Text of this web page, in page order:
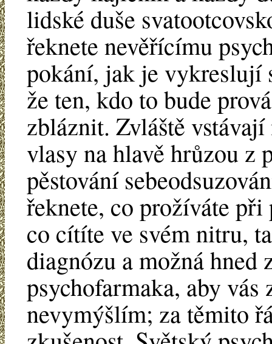
lidské duše
řeknete nevěřícímu
pokání, jak je vykreslují
že ten, kdo to bude
zbláznit. Zvláště
vlasy na hlavě hrůzou z
pěstování
řeknete, co prožíváte
co cítíte ve svém nitru,
diagnózu a možná hned
psychofarmaka, aby vás
nevymýšlím; za těmito